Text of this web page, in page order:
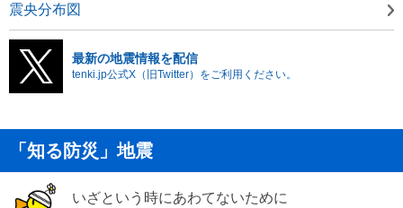
震央分布図
最新の地震情報を配信
tenki.jp公式X（旧Twitter）をご利用ください。
「知る防災」地震
いざという時にあわてないために